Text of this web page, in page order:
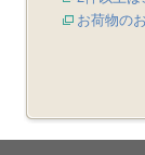
お荷物の